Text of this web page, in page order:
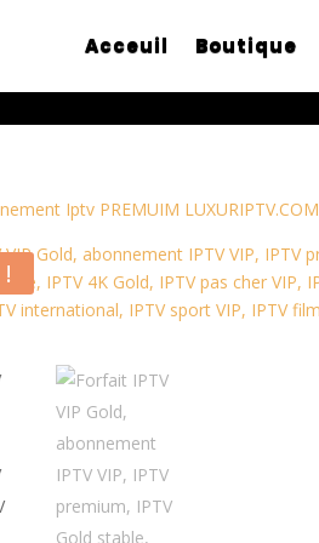
Acceuil Boutique
Iptv PREMUIM LUXURIPTV.COM